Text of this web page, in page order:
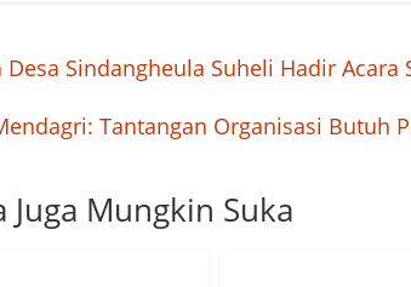
Desa Sindangheula Suheli Hadir Acara
Tantangan Organisasi Butuh
Juga Mungkin Suka